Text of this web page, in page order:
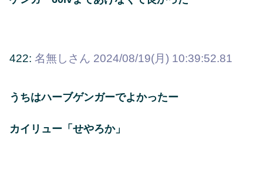
422: 名無しさん 2024/08/19(月) 10:39:52.81
うちはハーブゲンガーでよかったー
カイリュー「せやろか」